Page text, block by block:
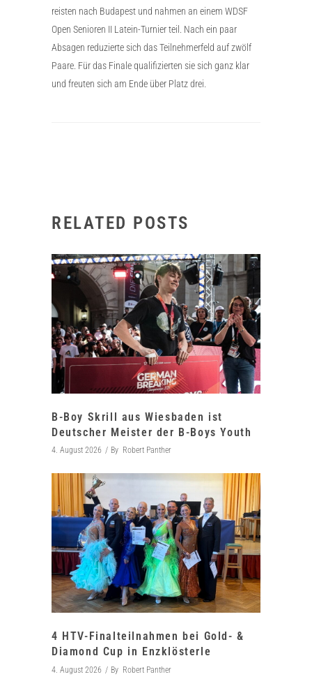
reisten nach Budapest und nahmen an einem WDSF
Open Senioren II Latein-Turnier teil. Nach ein paar
Absagen reduzierte sich das Teilnehmerfeld auf zwölf
Paare. Für das Finale qualifizierten sie sich ganz klar
und freuten sich am Ende über Platz drei.
RELATED POSTS
B-Boy Skrill aus Wiesbaden ist
Deutscher Meister der B-Boys Youth
4. August 2026 By Robert Panther
4 HTV-Finalteilnahmen bei Gold- &
Diamond Cup in Enzklösterle
4. August 2026 By Robert Panther